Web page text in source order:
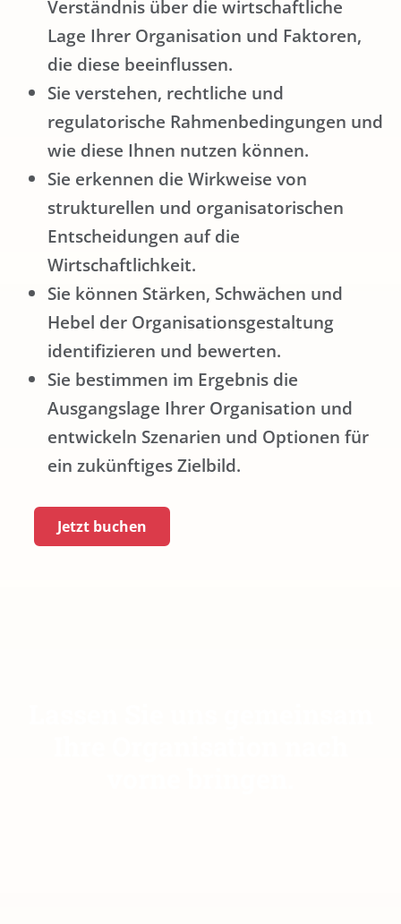
Verständnis über die wirtschaftliche
Lage Ihrer Organisation und Faktoren,
die diese beeinflussen.
Sie verstehen, rechtliche und
regulatorische Rahmenbedingungen und
wie diese Ihnen nutzen können.
Sie erkennen die Wirkweise von
strukturellen und organisatorischen
Entscheidungen auf die
Wirtschaftlichkeit.
Sie können Stärken, Schwächen und
Hebel der Organisationsgestaltung
identifizieren und bewerten.
Sie bestimmen im Ergebnis die
Ausgangslage Ihrer Organisation und
entwickeln Szenarien und Optionen für
ein zukünftiges Zielbild.
Jetzt buchen